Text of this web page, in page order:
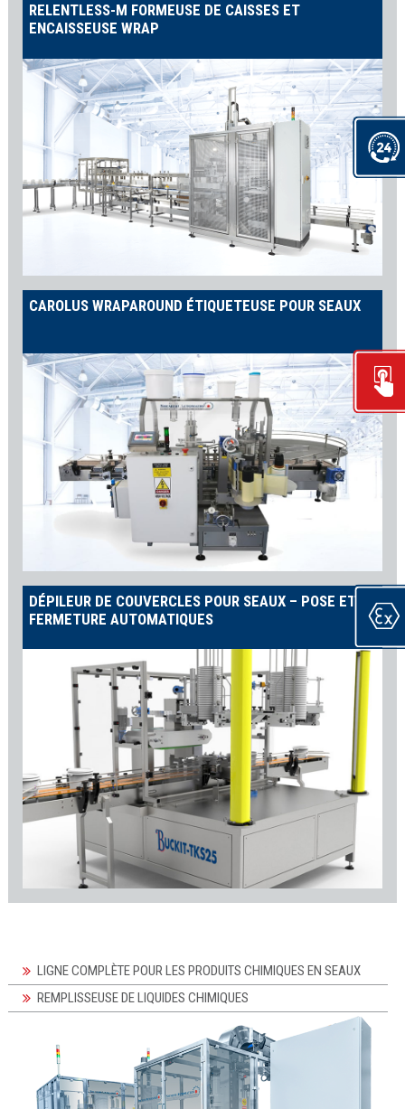
RELENTLESS-M FORMEUSE DE CAISSES ET
ENCAISSEUSE WRAP
CAROLUS WRAPAROUND ÉTIQUETEUSE POUR SEAUX
DÉPILEUR DE COUVERCLES POUR SEAUX – POSE ET
FERMETURE AUTOMATIQUES
LIGNE COMPLÈTE POUR LES PRODUITS CHIMIQUES EN SEAUX
REMPLISSEUSE DE LIQUIDES CHIMIQUES